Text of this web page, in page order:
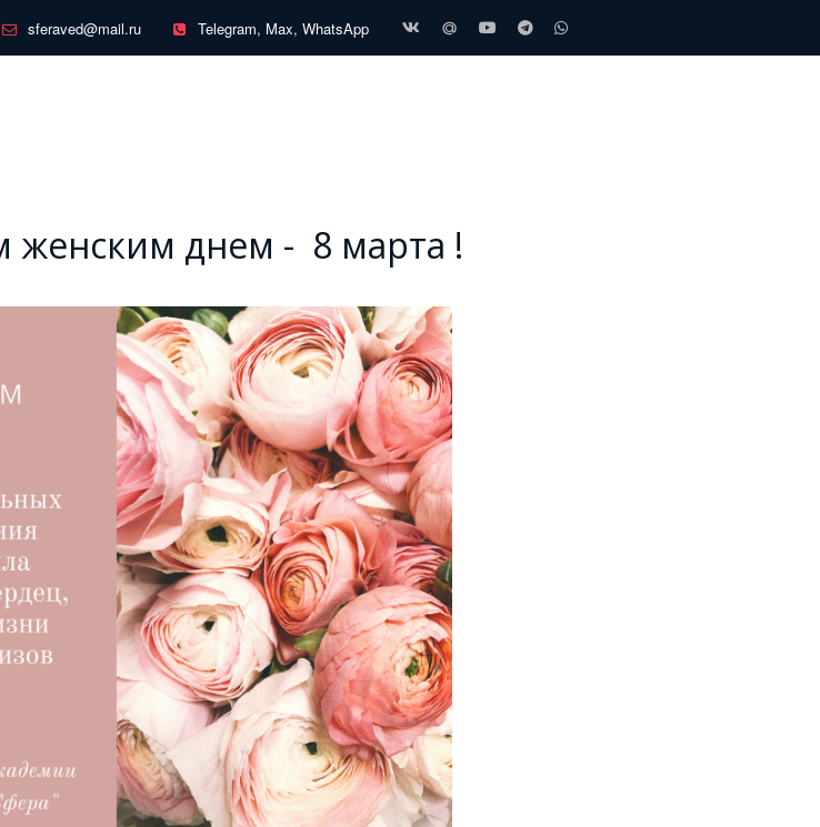
sferaved@mail.ru Telegram, Max, WhatsApp
днем - 8 марта !